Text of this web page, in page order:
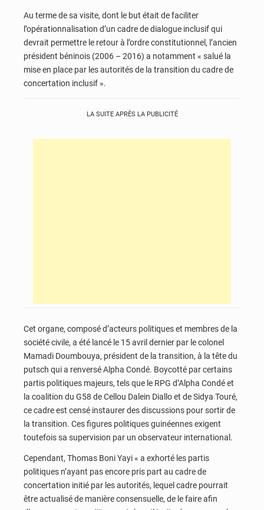
Au terme de sa visite, dont le but était de faciliter
l’opérationnalisation d’un cadre de dialogue inclusif qui
devrait permettre le retour à l’ordre constitutionnel, l’ancien
président béninois (2006 – 2016) a notamment « salué la
mise en place par les autorités de la transition du cadre de
concertation inclusif ».
LA SUITE APRÈS LA PUBLICITÉ
Cet organe, composé d’acteurs politiques et membres de la
société civile, a été lancé le 15 avril dernier par le colonel
Mamadi Doumbouya, président de la transition, à la tête du
putsch qui a renversé Alpha Condé. Boycotté par certains
partis politiques majeurs, tels que le RPG d’Alpha Condé et
la coalition du G58 de Cellou Dalein Diallo et de Sidya Touré,
ce cadre est censé instaurer des discussions pour sortir de
la transition. Ces figures politiques guinéennes exigent
toutefois sa supervision par un observateur international.
Cependant, Thomas Boni Yayi « a exhorté les partis
politiques n’ayant pas encore pris part au cadre de
concertation initié par les autorités, lequel cadre pourrait
être actualisé de manière consensuelle, de le faire afin